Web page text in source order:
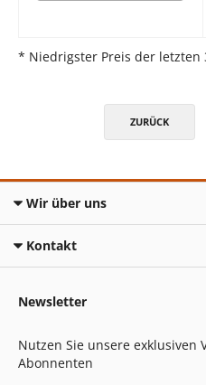
* Niedrigster Preis der letzten
ZURÜCK
Wir über uns
Kontakt
Newsletter
Nutzen Sie unsere exklusiven
Abonnenten